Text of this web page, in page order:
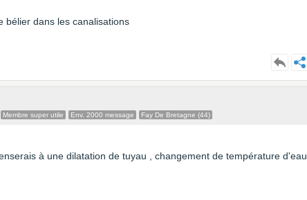
bélier dans les canalisations
Membre super utile Env. 2000 message Fay De Bretagne (44)
à une dilatation de tuyau , changement de température d'eau